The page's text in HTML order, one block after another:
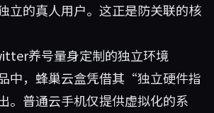
立的真人用户。这正是防关联的核
养号量身定制的独立环境
， 蜂巢云盒凭借其“独立硬件指
。普通云手机仅提供虚拟化的系